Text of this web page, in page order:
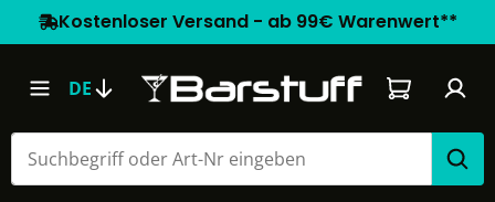
Kostenloser Versand - ab 99€ Warenwert**
DE Warenkorb